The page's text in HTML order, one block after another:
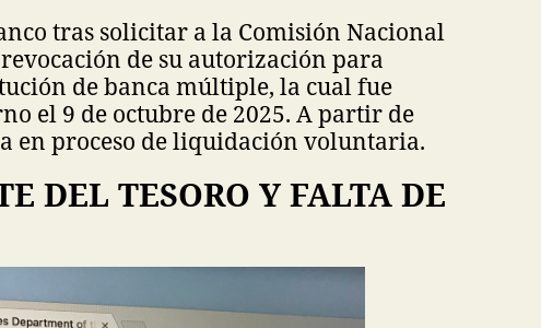
tras solicitar a la Comisión Nacional
de su autorización para
de banca múltiple, la cual fue
el 9 de octubre de 2025. A partir de
en proceso de liquidación voluntaria.
DEL TESORO Y FALTA DE